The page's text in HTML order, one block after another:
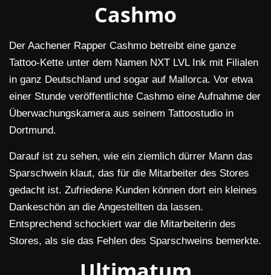
Cashmo
Der Aachener Rapper Cashmo betreibt eine ganze
Tattoo-Kette unter dem Namen NXT LVL Ink mit Filialen
in ganz Deutschland und sogar auf Mallorca. Vor etwa
einer Stunde veröffentlichte Cashmo eine Aufnahme der
Überwachungskamera aus seinem Tattoostudio in
Dortmund.
Darauf ist zu sehen, wie ein ziemlich dürrer Mann das
Sparschwein klaut, das für die Mitarbeiter des Stores
gedacht ist. Zufriedene Kunden können dort ein kleines
Dankeschön an die Angestellten da lassen.
Entsprechend schockiert war die Mitarbeiterin des
Stores, als sie das Fehlen des Sparschweins bemerkte.